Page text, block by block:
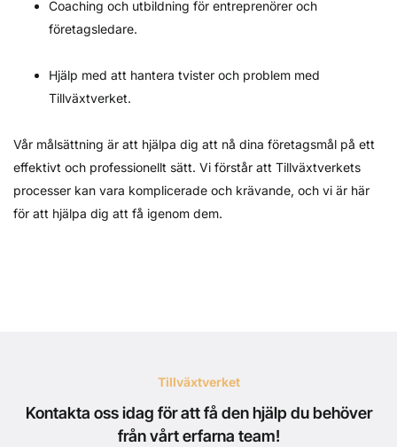
Coaching och utbildning för entreprenörer och
företagsledare.
Hjälp med att hantera tvister och problem med
Tillväxtverket.
Vår målsättning är att hjälpa dig att nå dina företagsmål på ett
effektivt och professionellt sätt. Vi förstår att Tillväxtverkets
processer kan vara komplicerade och krävande, och vi är här
för att hjälpa dig att få igenom dem.
Tillväxtverket
Kontakta oss idag för att få den hjälp du behöver
från vårt erfarna team!